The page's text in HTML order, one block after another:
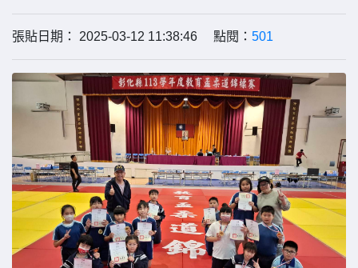
張貼日期： 2025-03-12 11:38:46 點閱： 501